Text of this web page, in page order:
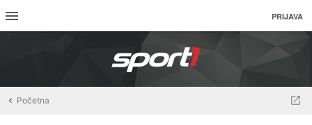
PRIJAVA
Početna